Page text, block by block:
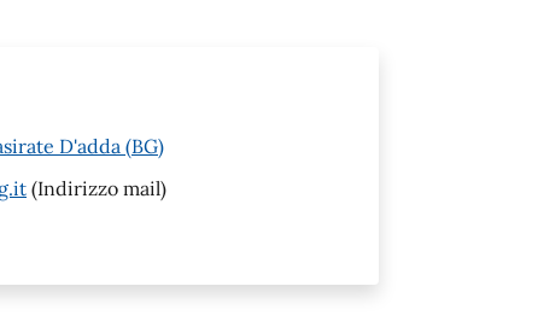
D'adda (BG)
(Indirizzo mail)